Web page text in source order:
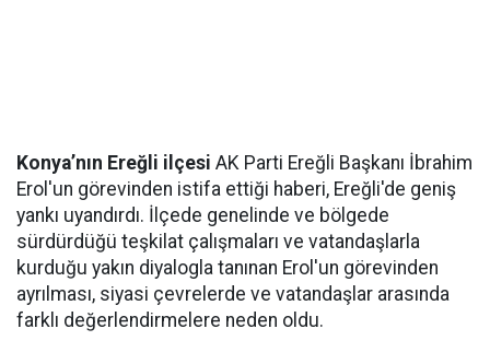
Konya’nın Ereğli ilçesi AK Parti Ereğli Başkanı İbrahim
Erol'un görevinden istifa ettiği haberi, Ereğli'de geniş
yankı uyandırdı. İlçede genelinde ve bölgede
sürdürdüğü teşkilat çalışmaları ve vatandaşlarla
kurduğu yakın diyalogla tanınan Erol'un görevinden
ayrılması, siyasi çevrelerde ve vatandaşlar arasında
farklı değerlendirmelere neden oldu.